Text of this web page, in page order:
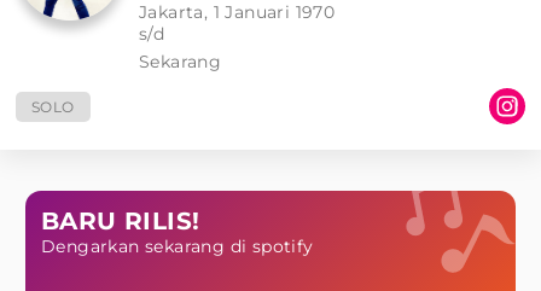
Jakarta, 1 Januari 1970
s/d
Sekarang
SOLO
BARU RILIS!
Dengarkan sekarang di spotify